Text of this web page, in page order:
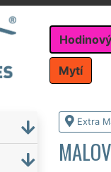
Mytí
Extra